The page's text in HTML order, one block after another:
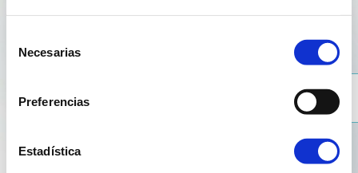
Necesarias
Preferencias
Estadística